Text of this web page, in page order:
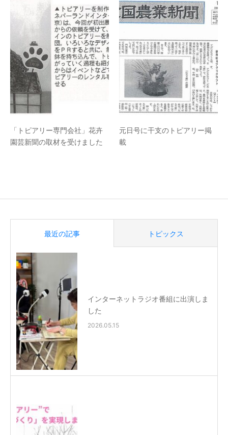
「トピアリー専門会社」花卉
園芸新聞の取材を受けました
元日号に干支のトピアリー掲
載
最近の記事 トピックス
インターネットラジオ番組に出演しま
した
2026.05.15